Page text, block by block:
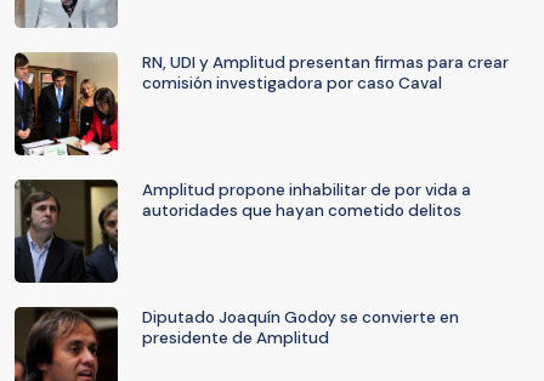
RN, UDI y Amplitud presentan firmas para crear
comisión investigadora por caso Caval
Amplitud propone inhabilitar de por vida a
autoridades que hayan cometido delitos
Diputado Joaquín Godoy se convierte en
presidente de Amplitud